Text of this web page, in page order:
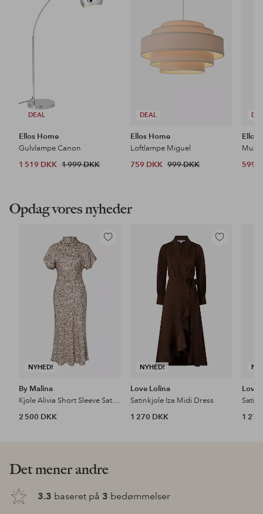
DEAL
Ellos Home
Gulvlampe Canon
1 519 DKK 1 999 DKK
DEAL
Ellos Home
Loftlampe Miguel
759 DKK 999 DKK
Ellos
599
Opdag vores nyheder
NYHED!
Tilføj
By Malina
Kjole Alivia Short Sleeve Satin Midi Dress
2 500 DKK
NYHED!
Tilføj
Love Lolina
Satinkjole Iza Midi Dress
1 270 DKK
Love
1
Det mener andre
3.3 baseret på 3 bedømmelser